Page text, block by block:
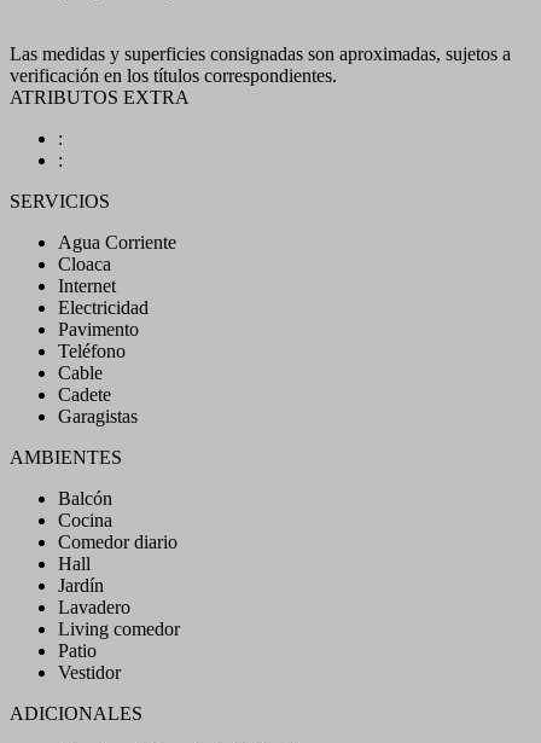
Las medidas y superficies consignadas son aproximadas, sujetos a
verificación en los títulos correspondientes.
ATRIBUTOS EXTRA
:
:
SERVICIOS
Agua Corriente
Cloaca
Internet
Electricidad
Pavimento
Teléfono
Cable
Cadete
Garagistas
AMBIENTES
Balcón
Cocina
Comedor diario
Hall
Jardín
Lavadero
Living comedor
Patio
Vestidor
ADICIONALES